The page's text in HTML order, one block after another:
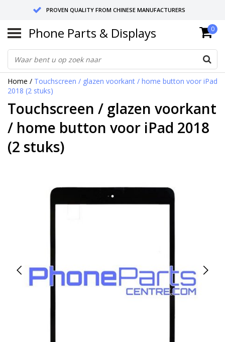
PROVEN QUALITY FROM CHINESE MANUFACTURERS
SEND RETURNS TO GERMANY OR NETHERLANDS
10 DAY SHIPPING
Phone Parts & Displays 0
Home / Touchscreen / glazen voorkant / home button voor iPad
2018 (2 stuks)
Touchscreen / glazen voorkant
/ home button voor iPad 2018
(2 stuks)